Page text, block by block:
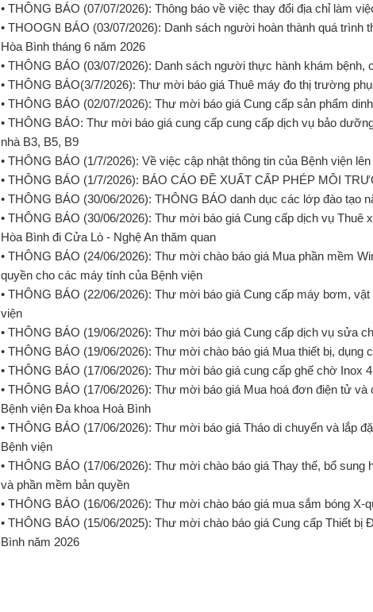
• THÔNG BÁO (07/07/2026): Thông báo về việc thay đổi địa chỉ làm
• THOOGN BÁO (03/07/2026): Danh sách người hoàn thành quá
Hòa Bình tháng 6 năm 2026
• THÔNG BÁO (03/07/2026): Danh sách người thực hành khám bệnh,
• THÔNG BÁO(3/7/2026): Thư mời báo giá Thuê máy đo thị trường
• THÔNG BÁO (02/07/2026): Thư mời báo giá Cung cấp sản phẩm
• THÔNG BÁO: Thư mời báo giá cung cấp cung cấp dịch vụ bảo
nhà B3, B5, B9
• THÔNG BÁO (1/7/2026): Về việc cập nhật thông tin của Bệnh viện
• THÔNG BÁO (1/7/2026): BÁO CÁO ĐỀ XUẤT CẤP PHÉP MÔI
• THÔNG BÁO (30/06/2026): THÔNG BÁO danh dục các lớp đào tạo
• THÔNG BÁO (30/06/2026): Thư mời báo giá Cung cấp dịch vụ Thuê
Hòa Bình đi Cửa Lò - Nghệ An thăm quan
• THÔNG BÁO (24/06/2026): Thư mời chào báo giá Mua phần mềm
quyền cho các máy tính của Bệnh viện
• THÔNG BÁO (22/06/2026): Thư mời báo giá Cung cấp máy bơm,
viện
• THÔNG BÁO (19/06/2026): Thư mời báo giá Cung cấp dịch vụ sửa
• THÔNG BÁO (19/06/2026): Thư mời chào báo giá Mua thiết bị, dụng
• THÔNG BÁO (17/06/2026): Thư mời báo giá cung cấp ghế chờ Inox
• THÔNG BÁO (17/06/2026): Thư mời báo giá Mua hoá đơn điện tử
Bệnh viện Đa khoa Hoà Bình
• THÔNG BÁO (17/06/2026): Thư mời báo giá Tháo di chuyển và lắp
Bệnh viện
• THÔNG BÁO (17/06/2026): Thư mời chào báo giá Thay thế, bổ sung
và phần mềm bản quyền
• THÔNG BÁO (16/06/2026): Thư mời chào báo giá mua sắm bóng X-
• THÔNG BÁO (15/06/2025): Thư mời chào báo giá Cung cấp Thiết
Bình năm 2026